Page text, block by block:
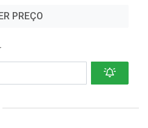
PREÇO